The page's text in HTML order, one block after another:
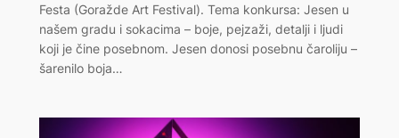
Festa (Goražde Art Festival). Tema konkursa: Jesen u
našem gradu i sokacima – boje, pejzaži, detalji i ljudi
koji je čine posebnom. Jesen donosi posebnu čaroliju –
šarenilo boja…